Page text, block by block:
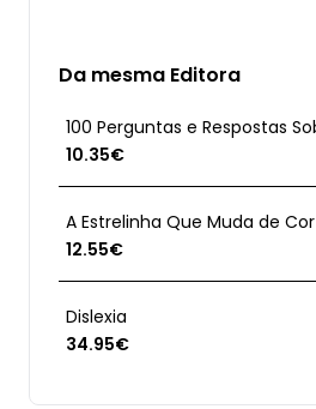
Da mesma Editora
10.35€
A Estrelinha Que Muda de Cor
12.55€
Dislexia
34.95€